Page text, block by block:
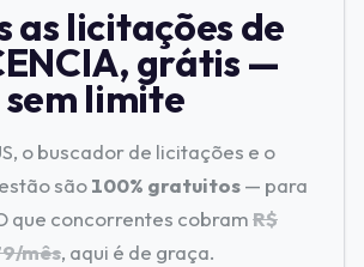
as licitações de
grátis —
sem limite
o buscador de licitações e o
são100% gratuitos— para
que concorrentes cobramR$
mês, aqui é de graça.